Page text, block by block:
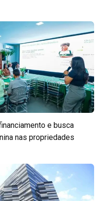
e busca
nas propriedades